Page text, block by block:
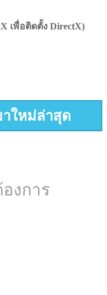
เพื่อติดตั้ง DirectX)
ใหม่ล่าสุด
งการ